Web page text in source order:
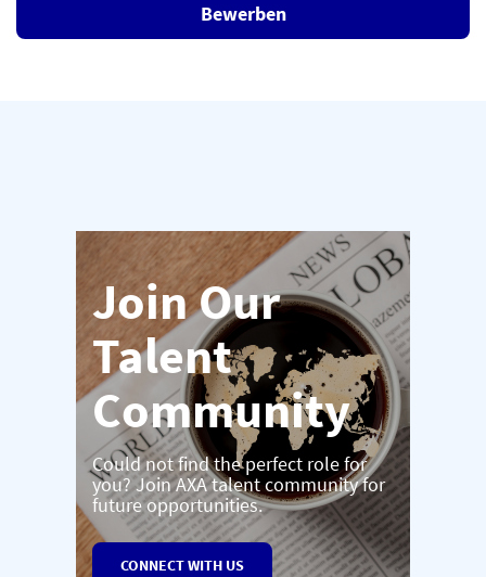
Bewerben
Join Our
Talent
Community
Could not find the perfect role for
you? Join AXA talent community for
future opportunities.
CONNECT WITH US